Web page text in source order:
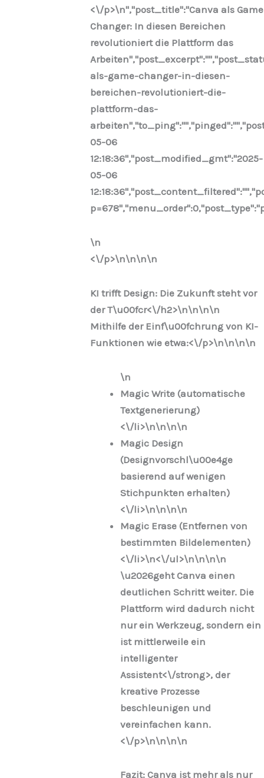
<\/p>\n","post_title":"Canva als Game
Changer: In diesen Bereichen
revolutioniert die Plattform das
als-game-changer-in-diesen-
bereichen-revolutioniert-die-
plattform-das-
05-06
12:18:36","post_modified_gmt":"2025-
05-06
\n
<\/p>\n\n\n\n
KI trifft Design: Die Zukunft steht vor
der T\u00fcr<\/h2>\n\n\n\n
Mithilfe der Einf\u00fchrung von KI-
Funktionen wie etwa:<\/p>\n\n\n\n
\n
Magic Write (automatische
Textgenerierung)
<\/li>\n\n\n\n
Magic Design
(Designvorschl\u00e4ge
basierend auf wenigen
Stichpunkten erhalten)
<\/li>\n\n\n\n
Magic Erase (Entfernen von
bestimmten Bildelementen)
<\/li>\n<\/ul>\n\n\n\n
\u2026geht Canva einen
deutlichen Schritt weiter. Die
Plattform wird dadurch nicht
nur ein Werkzeug, sondern ein
ist mittlerweile ein
intelligenter
Assistent<\/strong>, der
kreative Prozesse
beschleunigen und
vereinfachen kann.
<\/p>\n\n\n\n
Fazit: Canva ist mehr als nur